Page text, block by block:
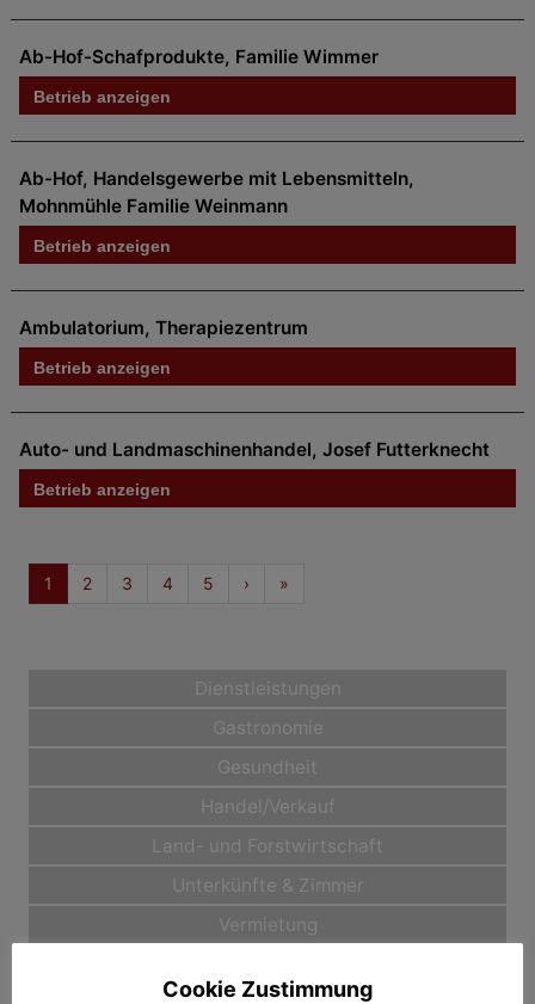
Ab-Hof-Schafprodukte, Familie Wimmer
Betrieb anzeigen
Ab-Hof, Handelsgewerbe mit Lebensmitteln,
Mohnmühle Familie Weinmann
Betrieb anzeigen
Ambulatorium, Therapiezentrum
Betrieb anzeigen
Auto- und Landmaschinenhandel, Josef Futterknecht
Betrieb anzeigen
1 2 3 4 5 › »
Dienstleistungen
Gastronomie
Gesundheit
Handel/Verkauf
Land- und Forstwirtschaft
Unterkünfte & Zimmer
Vermietung
Cookie Zustimmung